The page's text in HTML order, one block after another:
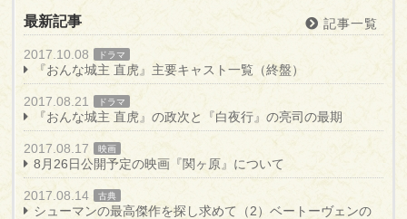
最新記事 記事一覧
2017.10.08 ドラマ
『おんな城主 直虎』主要キャスト一覧（終盤）
2017.08.21 ドラマ
『おんな城主 直虎』の政次と『白夜行』の亮司の最期
2017.08.17 映画
8月26日公開予定の映画『関ヶ原』について
2017.08.14 古典
シューマンの最高傑作を探し求めて（2）ベートーヴェンの